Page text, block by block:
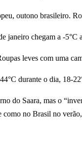
outono brasileiro.
janeiro chegam a -
leves com uma
durante o dia, 18-
do Saara, mas o
no Brasil no